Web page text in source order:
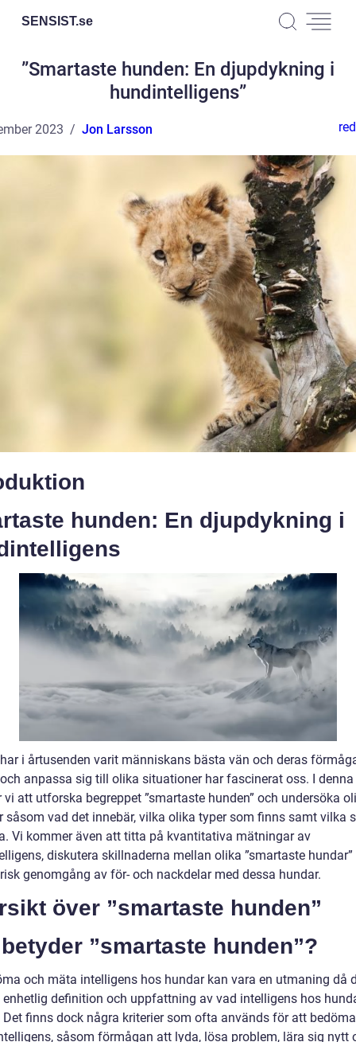
SENSIST.se
”Smartaste hunden: En djupdykning i
hundintelligens”
2023 Jon Larsson
hunden: En djupdykning i
i årtusenden varit människans bästa vän och deras
anpassa sig till olika situationer har fascinerat oss. I
vi att utforska begreppet ”smartaste hunden” och undersöka
såsom vad det innebär, vilka olika typer som finns samt vilka
Vi kommer även att titta på kvantitativa mätningar av
diskutera skillnaderna mellan olika ”smartaste
genomgång av för- och nackdelar med dessa hundar.
över ”smartaste hunden”
”smartaste hunden”?
och mäta intelligens hos hundar kan vara en utmaning då
enhetlig definition och uppfattning av vad intelligens hos
Det finns dock några kriterier som ofta används för att
såsom förmågan att lyda, lösa problem, lära sig nytt